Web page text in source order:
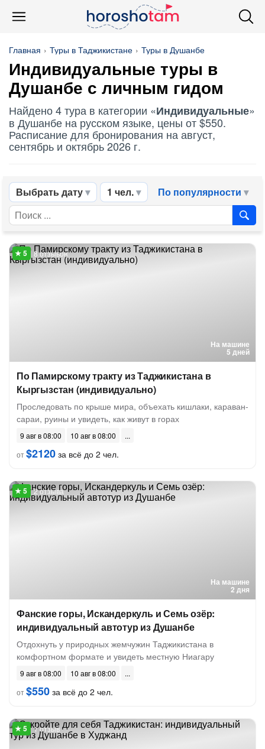
Главная Туры в Таджикистане Туры в Душанбе
Индивидуальные туры в
Душанбе с личным гидом
Найдено 4 тура в категории «Индивидуальные»
в Душанбе на русском языке, цены от $550.
Расписание для бронирования на август,
сентябрь и октябрь 2026 г.
Выбрать дату 1 чел. По популярности
На машине
5 дней
8 отзывов
По Памирскому тракту из Таджикистана в
Кыргызстан (индивидуально)
Проследовать по крыше мира, объехать кишлаки, караван-
сараи, руины и увидеть, как живут в горах
9 авг в 08:00
10 авг в 08:00
от$2120 за всё до 2 чел.
На машине
2 дня
2 отзыва
Фанские горы, Искандеркуль и Семь озёр:
индивидуальный автотур из Душанбе
Отдохнуть у природных жемчужин Таджикистана в
комфортном формате и увидеть местную Ниагару
9 авг в 08:00
10 авг в 08:00
от$550 за всё до 2 чел.
1 отзыв